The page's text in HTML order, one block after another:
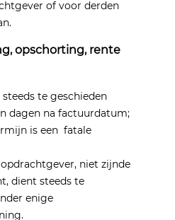
of voor derden
opschorting, rente
te geschieden
dagen na factuurdatum;
is een fatale
niet zijnde
dient steeds te
enige